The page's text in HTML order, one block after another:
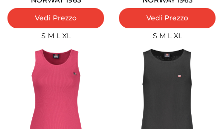
Vedi Prezzo
S M L XL
Vedi Prezzo
S M L XL